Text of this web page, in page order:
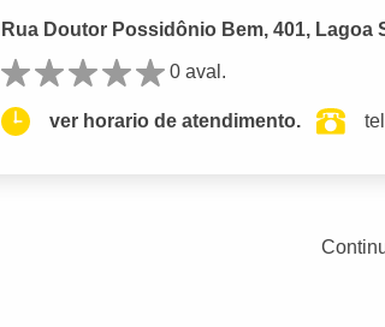
Rua Doutor Possidônio Bem, 401, Lagoa
0 aval.
ver horario de atendimento.